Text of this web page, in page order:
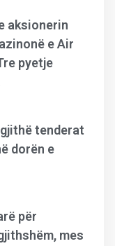
aksionerin
e Air
pyetje
tenderat
dorën e
për
mes